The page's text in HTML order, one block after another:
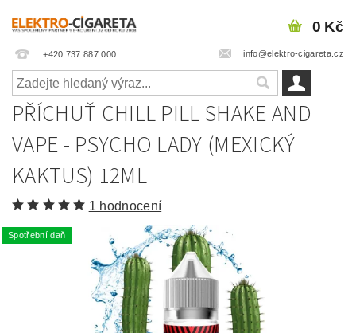
+420 737 887 000 info@elektro-cigareta.cz
0 Kč
PŘÍCHUŤ CHILL PILL SHAKE AND
VAPE - PSYCHO LADY (MEXICKÝ
KAKTUS) 12ML
1 hodnocení
Spotřební daň